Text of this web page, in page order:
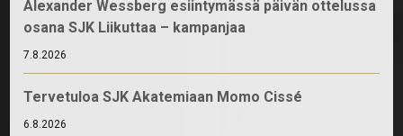
Alexander Wessberg esiintymässä päivän ottelussa
osana SJK Liikuttaa – kampanjaa
7.8.2026
Tervetuloa SJK Akatemiaan Momo Cissé
6.8.2026